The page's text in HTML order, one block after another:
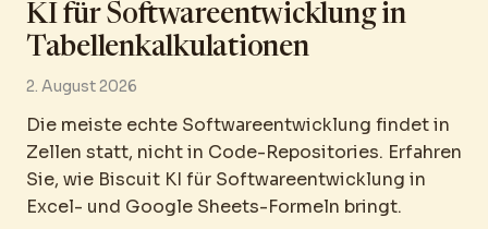
KI für Softwareentwicklung in
Tabellenkalkulationen
2. August 2026
Die meiste echte Softwareentwicklung findet in
Zellen statt, nicht in Code-Repositories. Erfahren
Sie, wie Biscuit KI für Softwareentwicklung in
Excel- und Google Sheets-Formeln bringt.